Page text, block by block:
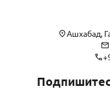
Ашхабад,